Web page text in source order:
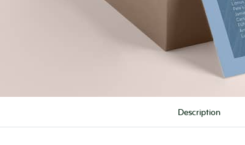
Description